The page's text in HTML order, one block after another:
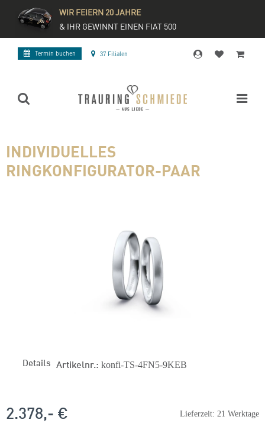
WIR FEIERN 20 JAHRE
& IHR GEWINNT EINEN FIAT 500
Termin buchen 37 Filialen
INDIVIDUELLES
RINGKONFIGURATOR-PAAR
Details Artikelnr.: konfi-TS-4FN5-9KEB
Lieferzeit: 21 Werktage
2.378,- €